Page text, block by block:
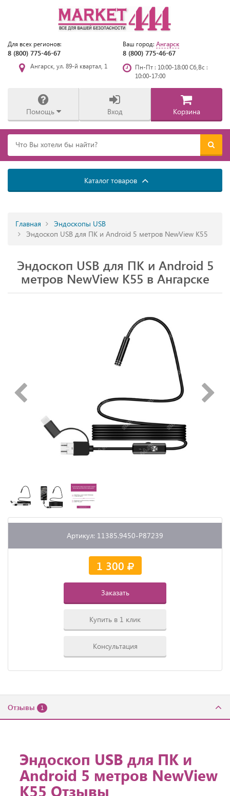
Для всех регионов:
8 (800) 775-46-67
Ваш город: Ангарск
8 (800) 775-46-67
Ангарск, ул. 89-й квартал, 1
Пн-Пт : 10:00-18:00 Сб,Вс :
10:00-17:00
Помощь Вход Корзина
Каталог товаров
Главная
Эндоскопы USB
Эндоскоп USB для ПК и Android 5 метров NewView K55
Эндоскоп USB для ПК и Android 5
метров NewView K55 в Ангарске
Артикул: 11385.9450-P87239
1 300
Заказать
Купить в 1 клик
Консультация
Отзывы 1
Эндоскоп USB для ПК и
Android 5 метров NewView
K55 Отзывы